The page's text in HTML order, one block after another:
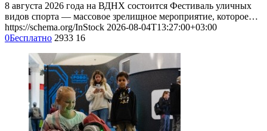
8 августа 2026 года на ВДНХ состоится Фестиваль уличных
видов спорта — массовое зрелищное мероприятие, которое…
https://schema.org/InStock 2026-08-04T13:27:00+03:00
0Бесплатно 2933 16